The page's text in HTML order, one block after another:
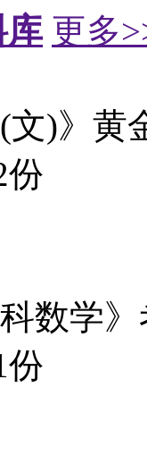
库 更多
文)》黄
份
数学
份